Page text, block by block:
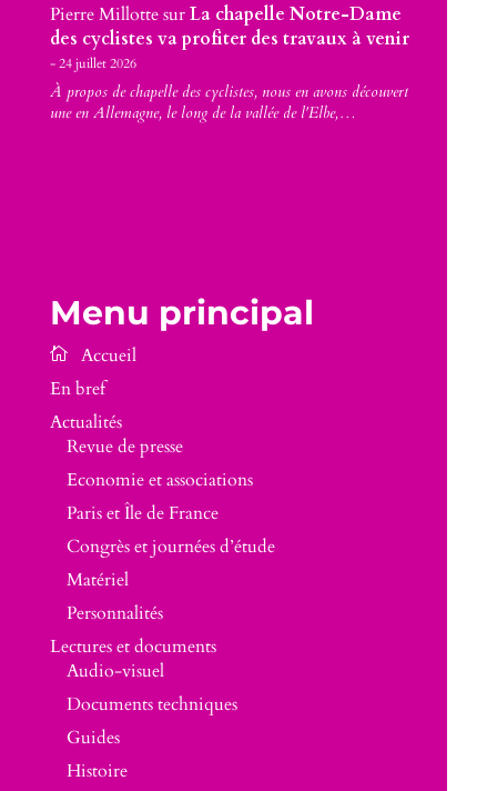
Pierre MillottesurLa chapelle Notre-Dame
des cyclistes va profiter des travaux à venir
24 juillet 2026
À propos de chapelle des cyclistes, nous en avons découvert
une en Allemagne, le long de la vallée de l'Elbe,…
Menu principal
En bref
Actualités
Revue de presse
Economie et associations
Paris et Île de France
Congrès et journées d’étude
Matériel
Personnalités
Lectures et documents
Audio-visuel
Documents techniques
Guides
Histoire